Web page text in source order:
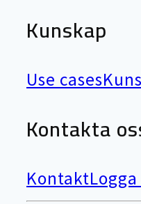
Kunskap
Use cases
Kontakta
Kontakt